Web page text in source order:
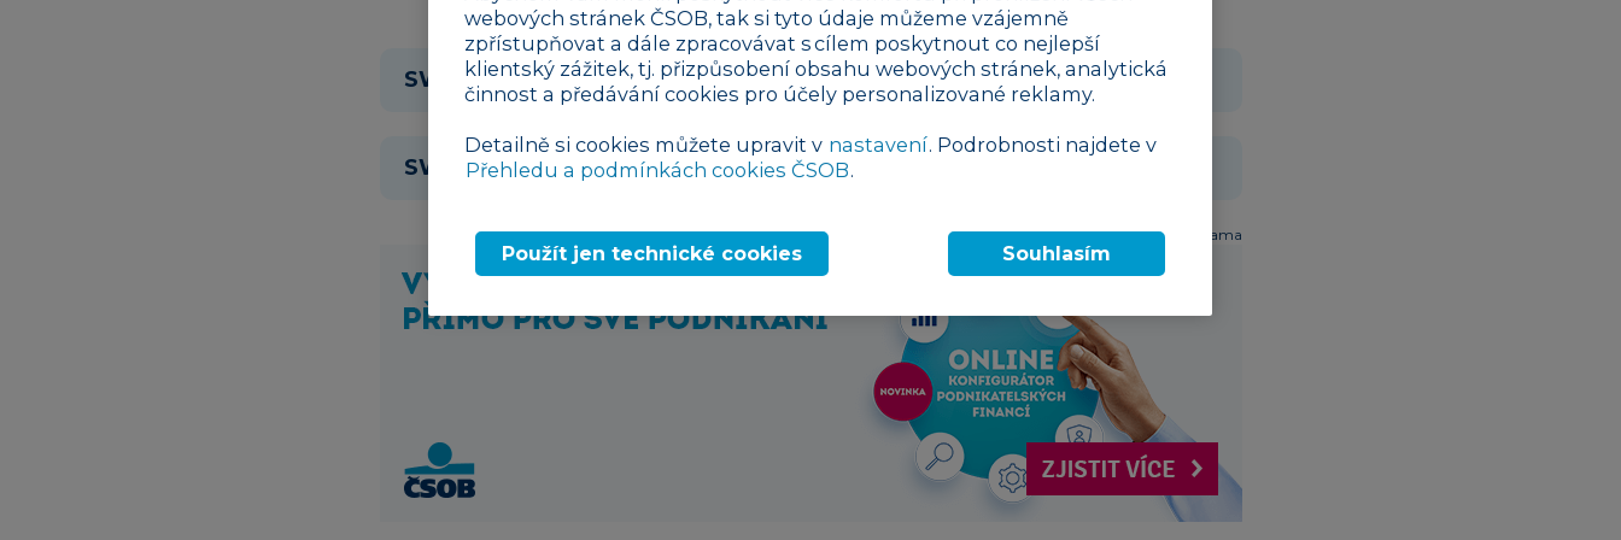
SWOT Analýza Stáhnout
SWOT Analýza - prázdný vzor
Reklama
webových stránek ČSOB, tak si tyto údaje můžeme vzájemně
zpřístupňovat a dále zpracovávat s cílem poskytnout co nejlepší
klientský zážitek, tj. přizpůsobení obsahu webových stránek, analytická
činnost a předávání cookies pro účely personalizované reklamy.
Detailně si cookies můžete upravit v nastavení. Podrobnosti najdete v
Přehledu a podmínkách cookies ČSOB.
Použít jen technické cookies Souhlasím